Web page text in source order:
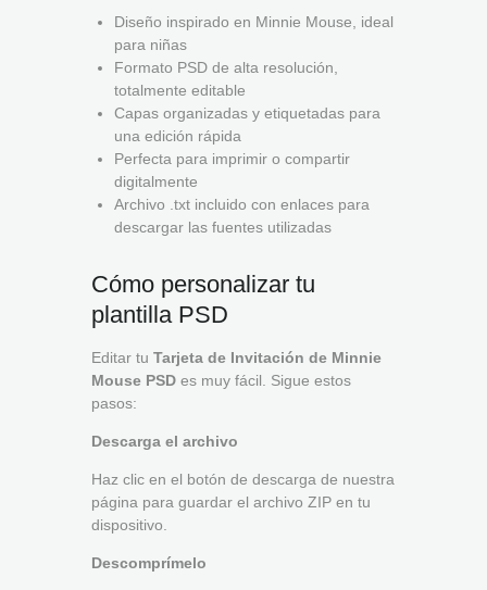
Diseño inspirado en Minnie Mouse, ideal
para niñas
Formato PSD de alta resolución,
totalmente editable
Capas organizadas y etiquetadas para
una edición rápida
Perfecta para imprimir o compartir
digitalmente
Archivo .txt incluido con enlaces para
descargar las fuentes utilizadas
Cómo personalizar tu
plantilla PSD
Editar tu Tarjeta de Invitación de Minnie
Mouse PSD es muy fácil. Sigue estos
pasos:
Descarga el archivo
Haz clic en el botón de descarga de nuestra
página para guardar el archivo ZIP en tu
dispositivo.
Descomprímelo